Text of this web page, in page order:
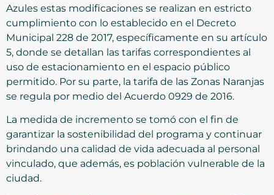
Azules estas modificaciones se realizan en estricto
cumplimiento con lo establecido en el Decreto
Municipal 228 de 2017, específicamente en su artículo
5, donde se detallan las tarifas correspondientes al
uso de estacionamiento en el espacio público
permitido. Por su parte, la tarifa de las Zonas Naranjas
se regula por medio del Acuerdo 0929 de 2016.
La medida de incremento se tomó con el fin de
garantizar la sostenibilidad del programa y continuar
brindando una calidad de vida adecuada al personal
vinculado, que además, es población vulnerable de la
ciudad.